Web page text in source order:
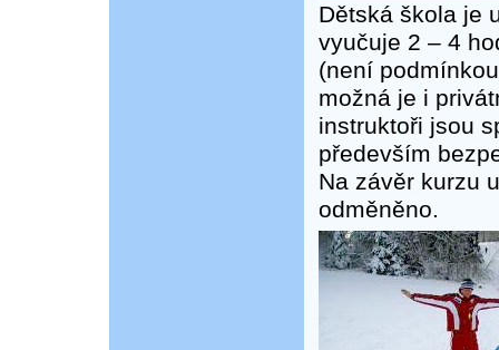
Dětská škola je
vyučuje 2 – 4
(není
možná je i
instruktoři jsou
především
Na závěr kurzu
odměněno.